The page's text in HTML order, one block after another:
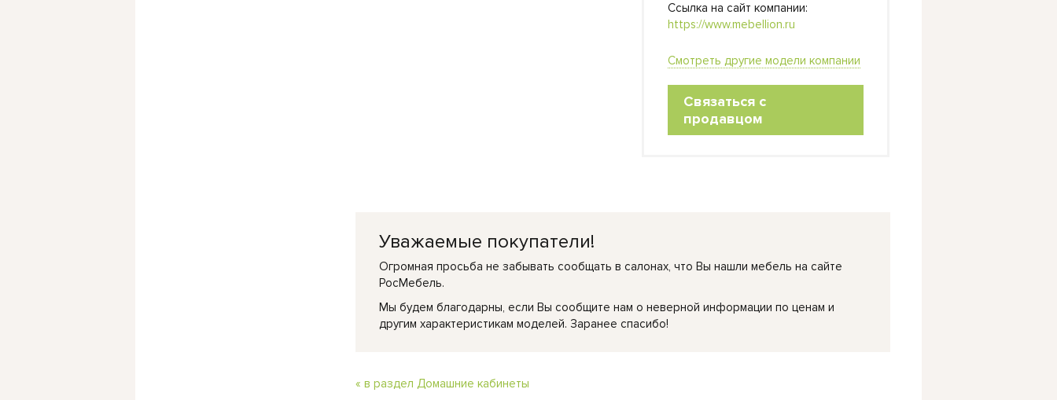
Ссылка на сайт компании:
https://www.mebellion.ru
Смотреть другие модели компании
Связаться с
продавцом
Уважаемые покупатели!
Огромная просьба не забывать сообщать в салонах, что Вы нашли мебель на сайте
РосМебель.
Мы будем благодарны, если Вы сообщите нам о неверной информации по ценам и
другим характеристикам моделей. Заранее спасибо!
« в раздел Домашние кабинеты